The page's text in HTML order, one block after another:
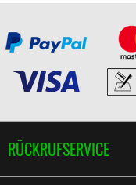
RÜCKRUFSERVICE